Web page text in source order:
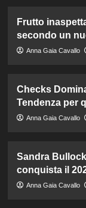
Frutto
secondo un
Anna Gaia Cavallo
Checks
Tendenza per
Anna Gaia Cavallo
Sandra
conquista il
Anna Gaia Cavallo